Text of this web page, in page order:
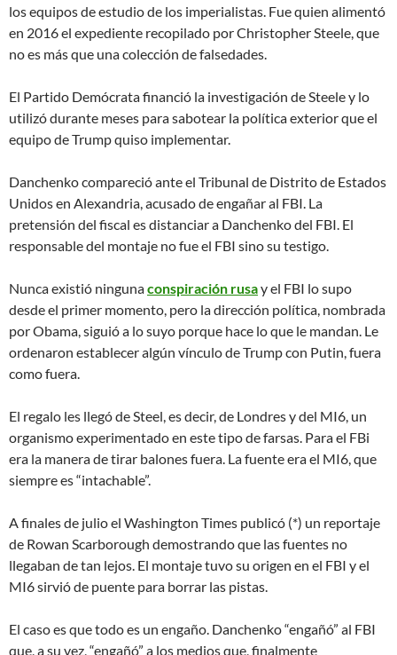
los equipos de estudio de los imperialistas. Fue quien alimentó
en 2016 el expediente recopilado por Christopher Steele, que
no es más que una colección de falsedades.
El Partido Demócrata financió la investigación de Steele y lo
utilizó durante meses para sabotear la política exterior que el
equipo de Trump quiso implementar.
Danchenko compareció ante el Tribunal de Distrito de Estados
Unidos en Alexandria, acusado de engañar al FBI. La
pretensión del fiscal es distanciar a Danchenko del FBI. El
responsable del montaje no fue el FBI sino su testigo.
Nunca existió ningunaconspiración rusay el FBI lo supo
desde el primer momento, pero la dirección política, nombrada
por Obama, siguió a lo suyo porque hace lo que le mandan. Le
ordenaron establecer algún vínculo de Trump con Putin, fuera
como fuera.
El regalo les llegó de Steel, es decir, de Londres y del MI6, un
organismo experimentado en este tipo de farsas. Para el FBi
era la manera de tirar balones fuera. La fuente era el MI6, que
siempre es “intachable”.
A finales de julio el Washington Times publicó (*) un reportaje
de Rowan Scarborough demostrando que las fuentes no
llegaban de tan lejos. El montaje tuvo su origen en el FBI y el
MI6 sirvió de puente para borrar las pistas.
El caso es que todo es un engaño. Danchenko “engañó” al FBI
que, a su vez, “engañó” a los medios que, finalmente